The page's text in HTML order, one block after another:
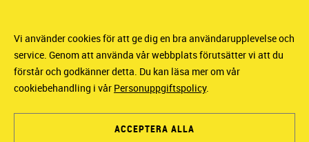
Vi använder cookies för att ge dig en bra användarupplevelse och
service. Genom att använda vår webbplats förutsätter vi att du
förstår och godkänner detta. Du kan läsa mer om vår
cookiebehandling i vår Personuppgiftspolicy.
ACCEPTERA ALLA